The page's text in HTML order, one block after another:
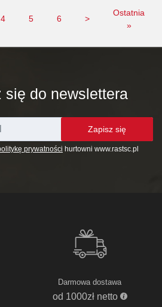
4 5 6 >
Ostatnia
»
się do newslettera
prywatności hurtowni www.rastsc.pl
Zapisz się
Darmowa dostawa
od 1000zł netto